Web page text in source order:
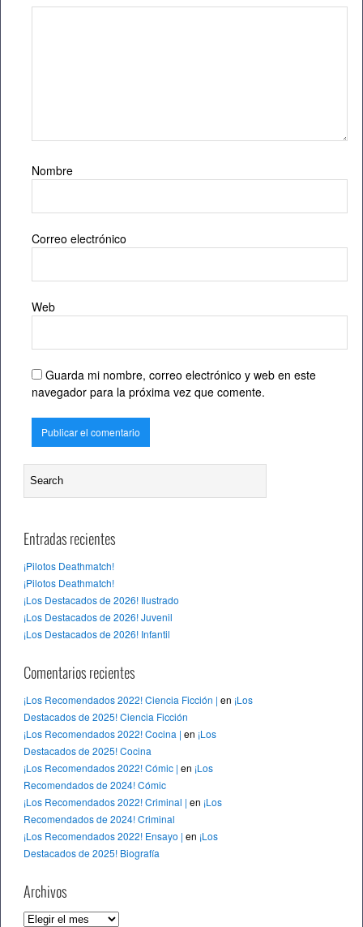
Nombre
Correo electrónico
Web
Guarda mi nombre, correo electrónico y web en este
navegador para la próxima vez que comente.
Entradas recientes
¡Pilotos Deathmatch!
¡Pilotos Deathmatch!
¡Los Destacados de 2026! Ilustrado
¡Los Destacados de 2026! Juvenil
¡Los Destacados de 2026! Infantil
Comentarios recientes
¡Los Recomendados 2022! Ciencia Ficción | en ¡Los
Destacados de 2025! Ciencia Ficción
¡Los Recomendados 2022! Cocina | en ¡Los
Destacados de 2025! Cocina
¡Los Recomendados 2022! Cómic | en ¡Los
Recomendados de 2024! Cómic
¡Los Recomendados 2022! Criminal | en ¡Los
Recomendados de 2024! Criminal
¡Los Recomendados 2022! Ensayo | en ¡Los
Destacados de 2025! Biografía
Archivos
A